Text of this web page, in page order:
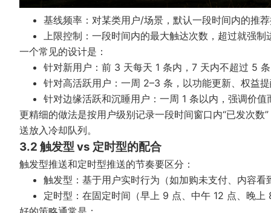
基线频率：对某类用户/场景，默认一段时间内的推
上限控制：一段时间内的最大触达次数，超过就强制
一个常见的设计是：
针对新用户：前 3 天每天 1 条内，7 天内不超过 5
针对高活跃用户：一周 2–3 条，以功能更新、权益
针对边缘活跃和沉睡用户：一周 1 条以内，强调价值
更精细的做法是按用户级别记录一段时间窗口内“已发次
送放入冷却队列。
3.2 触发型 vs 定时型的配合
触发型推送和定时型推送的节奏要区分：
触发型：基于用户实时行为（如加购未支付、内容
定时型：在固定时间（早上 9 点、中午 12 点、晚